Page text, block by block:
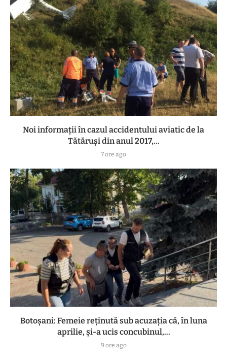
Noi informații în cazul accidentului aviatic de la
Tătăruși din anul 2017,...
7 ore ago
Botoşani: Femeie reţinută sub acuzaţia că, în luna
aprilie, şi-a ucis concubinul,...
9 ore ago